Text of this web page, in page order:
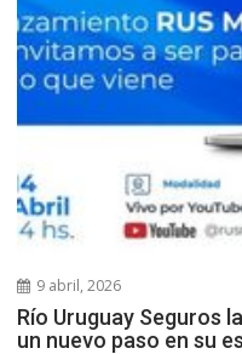
9 abril, 2026
Río Uruguay Seguros
un nuevo paso en su